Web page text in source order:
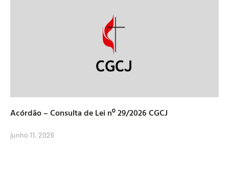
Acórdão – Consulta de Lei nº 29/2026 CGCJ
junho 11, 2026